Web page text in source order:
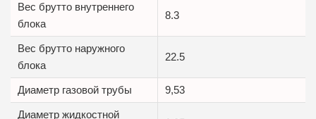
Вес брутто внутреннего
блока
8.3
Вес брутто наружного
блока
22.5
Диаметр газовой трубы 9,53
Диаметр жидкостной